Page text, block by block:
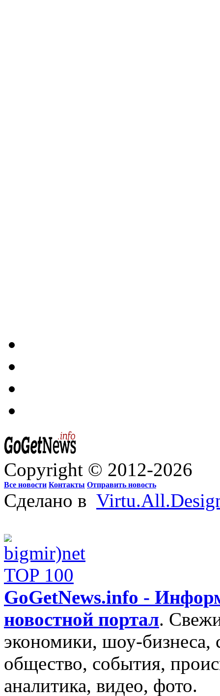
Copyright © 2012-2026
Все новости Контакты Отправить новость
Сделано в
GoGetNews.info -
новостной портал.
экономики, шоу-бизнеса,
общество, события,
аналитика, видео, фото.